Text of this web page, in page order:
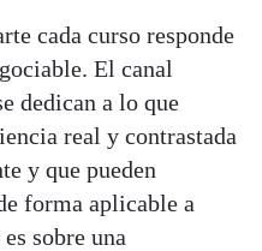
cada curso responde
El canal
dedican a lo que
real y contrastada
y que pueden
forma aplicable a
sobre una